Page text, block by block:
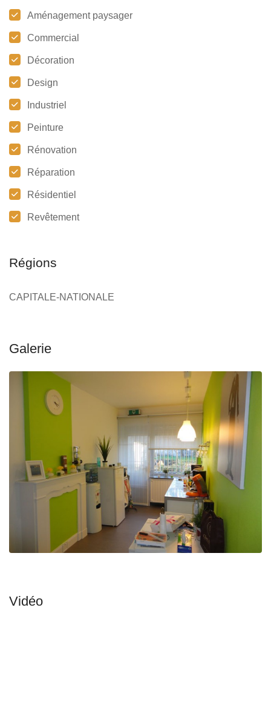
Aménagement paysager
Commercial
Décoration
Design
Industriel
Peinture
Rénovation
Réparation
Résidentiel
Revêtement
Régions
CAPITALE-NATIONALE